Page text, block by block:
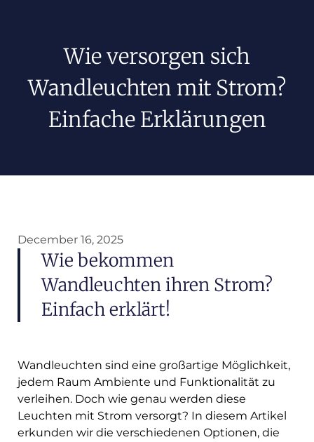
Wie versorgen sich
Wandleuchten mit Strom?
Einfache Erklärungen
December 16, 2025
Wie bekommen
Wandleuchten ihren Strom?
Einfach erklärt!
Wandleuchten sind eine großartige Möglichkeit,
jedem Raum Ambiente und Funktionalität zu
verleihen. Doch wie genau werden diese
Leuchten mit Strom versorgt? In diesem Artikel
erkunden wir die verschiedenen Optionen, die